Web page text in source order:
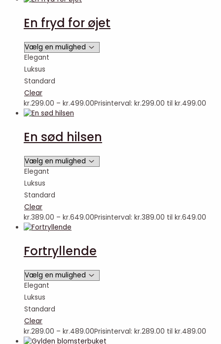
En fryd for øjet
Elegant
Luksus
Standard
Clear
kr.299.00 – kr.499.00Prisinterval: kr.299.00 til kr.499.00
En sød hilsen
Elegant
Luksus
Standard
Clear
kr.389.00 – kr.649.00Prisinterval: kr.389.00 til kr.649.00
Fortryllende
Elegant
Luksus
Standard
Clear
kr.289.00 – kr.489.00Prisinterval: kr.289.00 til kr.489.00